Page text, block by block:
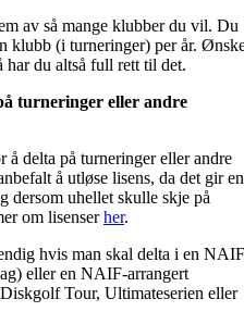
av så mange klubber du vil. Du
klubb (i turneringer) per år.
har du altså full rett til det.
turneringer eller andre
delta på turneringer eller andre
å utløse lisens, da det gir en
dersom uhellet skulle skje på
om lisenserher.
hvis man skal delta i en
eller en NAIF-arrangert
Tour, Ultimateserien eller